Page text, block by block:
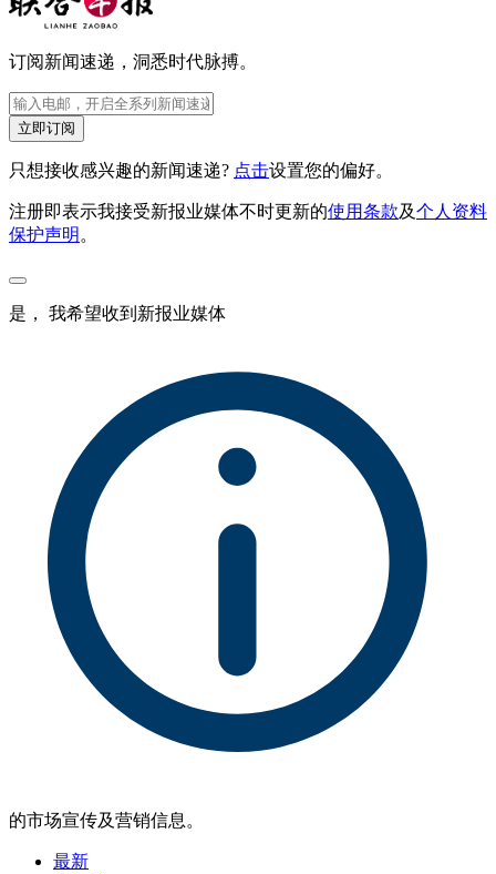
订阅新闻速递，洞悉时代脉搏。
立即订阅
只想接收感兴趣的新闻速递? 点击设置您的偏好。
注册即表示我接受新报业媒体不时更新的使用条款及个人资料
保护声明 。
是， 我希望收到新报业媒体
的市场宣传及营销信息。
最新